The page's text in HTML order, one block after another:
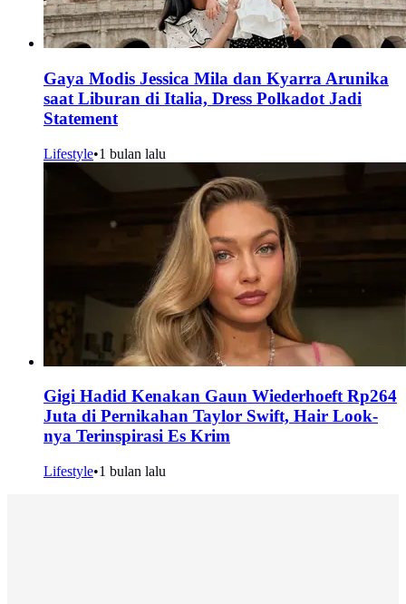
Gaya Modis Jessica Mila dan Kyarra Arunika
saat Liburan di Italia, Dress Polkadot Jadi
Statement
Lifestyle•1 bulan lalu
Gigi Hadid Kenakan Gaun Wiederhoeft Rp264
Juta di Pernikahan Taylor Swift, Hair Look-
nya Terinspirasi Es Krim
Lifestyle•1 bulan lalu